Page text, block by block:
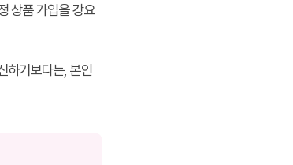
상품 가입을 강요
하기보다는, 본인